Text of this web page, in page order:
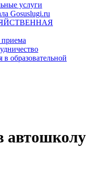
услуги
Gosuslugi.ru
образовательной
автошколу